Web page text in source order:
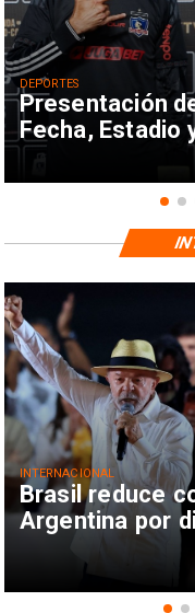
Presentación
Fecha, Estadio
DEPORTES
Brasil reduce
Argentina por
INTERNACIONAL